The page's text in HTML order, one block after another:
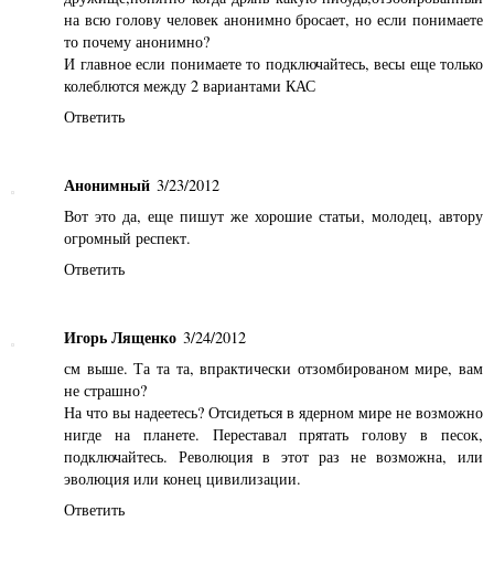
на всю голову человек анонимно бросает, но если понимаете
то почему анонимно?
И главное если понимаете то подключайтесь, весы еще только
колеблются между 2 вариантами КАС
Ответить
Анонимный 3/23/2012
Вот это да, еще пишут же хорошие статьи, молодец, автору
огромный респект.
Ответить
Игорь Лященко 3/24/2012
см выше. Та та та, впрактически отзомбированом мире, вам
не страшно?
На что вы надеетесь? Отсидеться в ядерном мире не возможно
нигде на планете. Переставал прятать голову в песок,
подключайтесь. Революция в этот раз не возможна, или
эволюция или конец цивилизации.
Ответить